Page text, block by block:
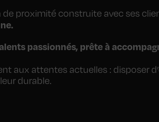
de proximité construite avec ses
passionnés, prête à
aux attentes actuelles : disposer
durable.